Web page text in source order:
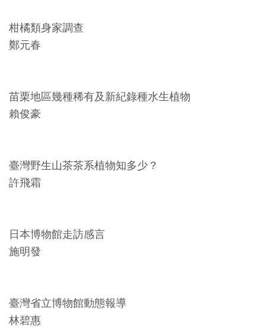
權
聲
回
首
友
善
措
務
導
覽
柑橘類身家調查
鄭元春
苗栗地區幾種稀有及新紀錄種水生植物
賴俊豪
臺灣野生山茶茶系植物知多少？
許飛霜
日本博物館走訪感言
施明發
臺灣省立博物館動態報導
林碧惠